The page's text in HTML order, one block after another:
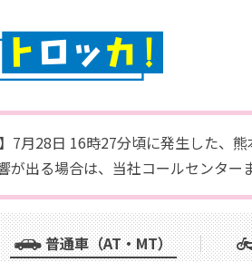
】7月28日 16時27分頃に発生した、
が出る場合は、当社コールセンター
普通車（AT・MT）